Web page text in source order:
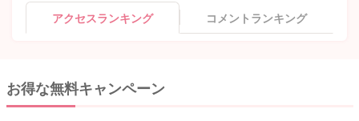
アクセスランキング コメントランキング
お得な無料キャンペーン